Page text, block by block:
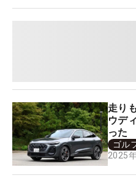
走り
ウデ
った
ゴル
2025